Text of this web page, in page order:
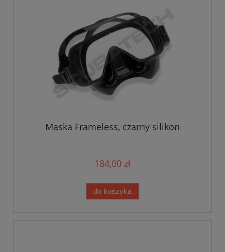
Maska Frameless, czarny silikon
184,00 zł
do koszyka